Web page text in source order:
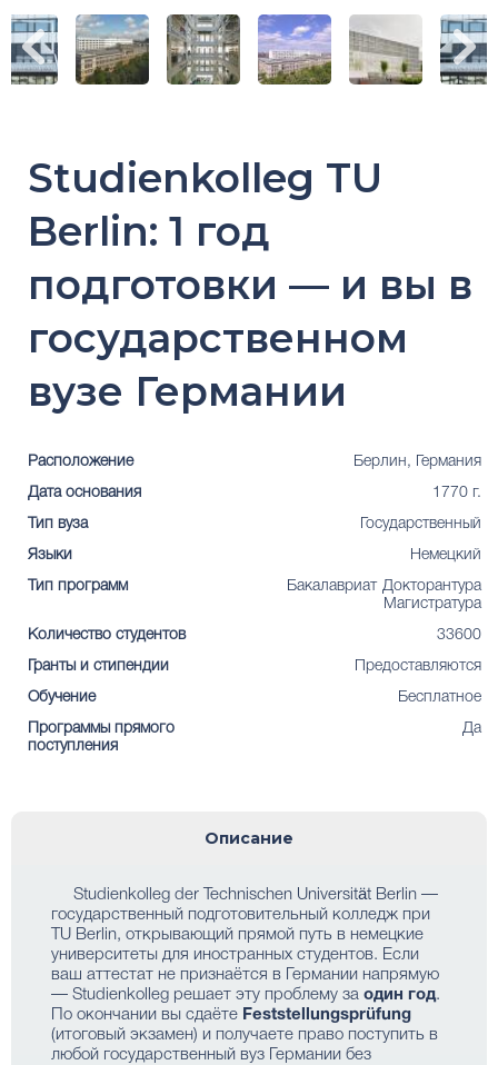
Studienkolleg TU
Berlin: 1 год
подготовки — и вы в
государственном
вузе Германии
Расположение Берлин, Германия
Дата основания 1770 г.
Тип вуза Государственный
Языки Немецкий
Тип программ Бакалавриат Докторантура
Магистратура
Количество студентов 33600
Гранты и стипендии Предоставляются
Обучение Бесплатное
Программы прямого
поступления
Да
Описание
Studienkolleg der Technischen Universität Berlin —
государственный подготовительный колледж при
TU Berlin, открывающий прямой путь в немецкие
университеты для иностранных студентов. Если
ваш аттестат не признаётся в Германии напрямую
— Studienkolleg решает эту проблему за один год.
По окончании вы сдаёте Feststellungsprüfung
(итоговый экзамен) и получаете право поступить в
любой государственный вуз Германии без